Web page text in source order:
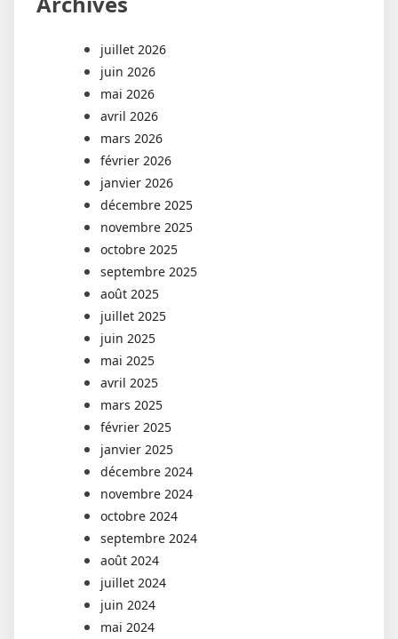
juillet 2026
juin 2026
mai 2026
avril 2026
mars 2026
février 2026
janvier 2026
décembre 2025
novembre 2025
octobre 2025
septembre 2025
août 2025
juillet 2025
juin 2025
mai 2025
avril 2025
mars 2025
février 2025
janvier 2025
décembre 2024
novembre 2024
octobre 2024
septembre 2024
août 2024
juillet 2024
juin 2024
mai 2024